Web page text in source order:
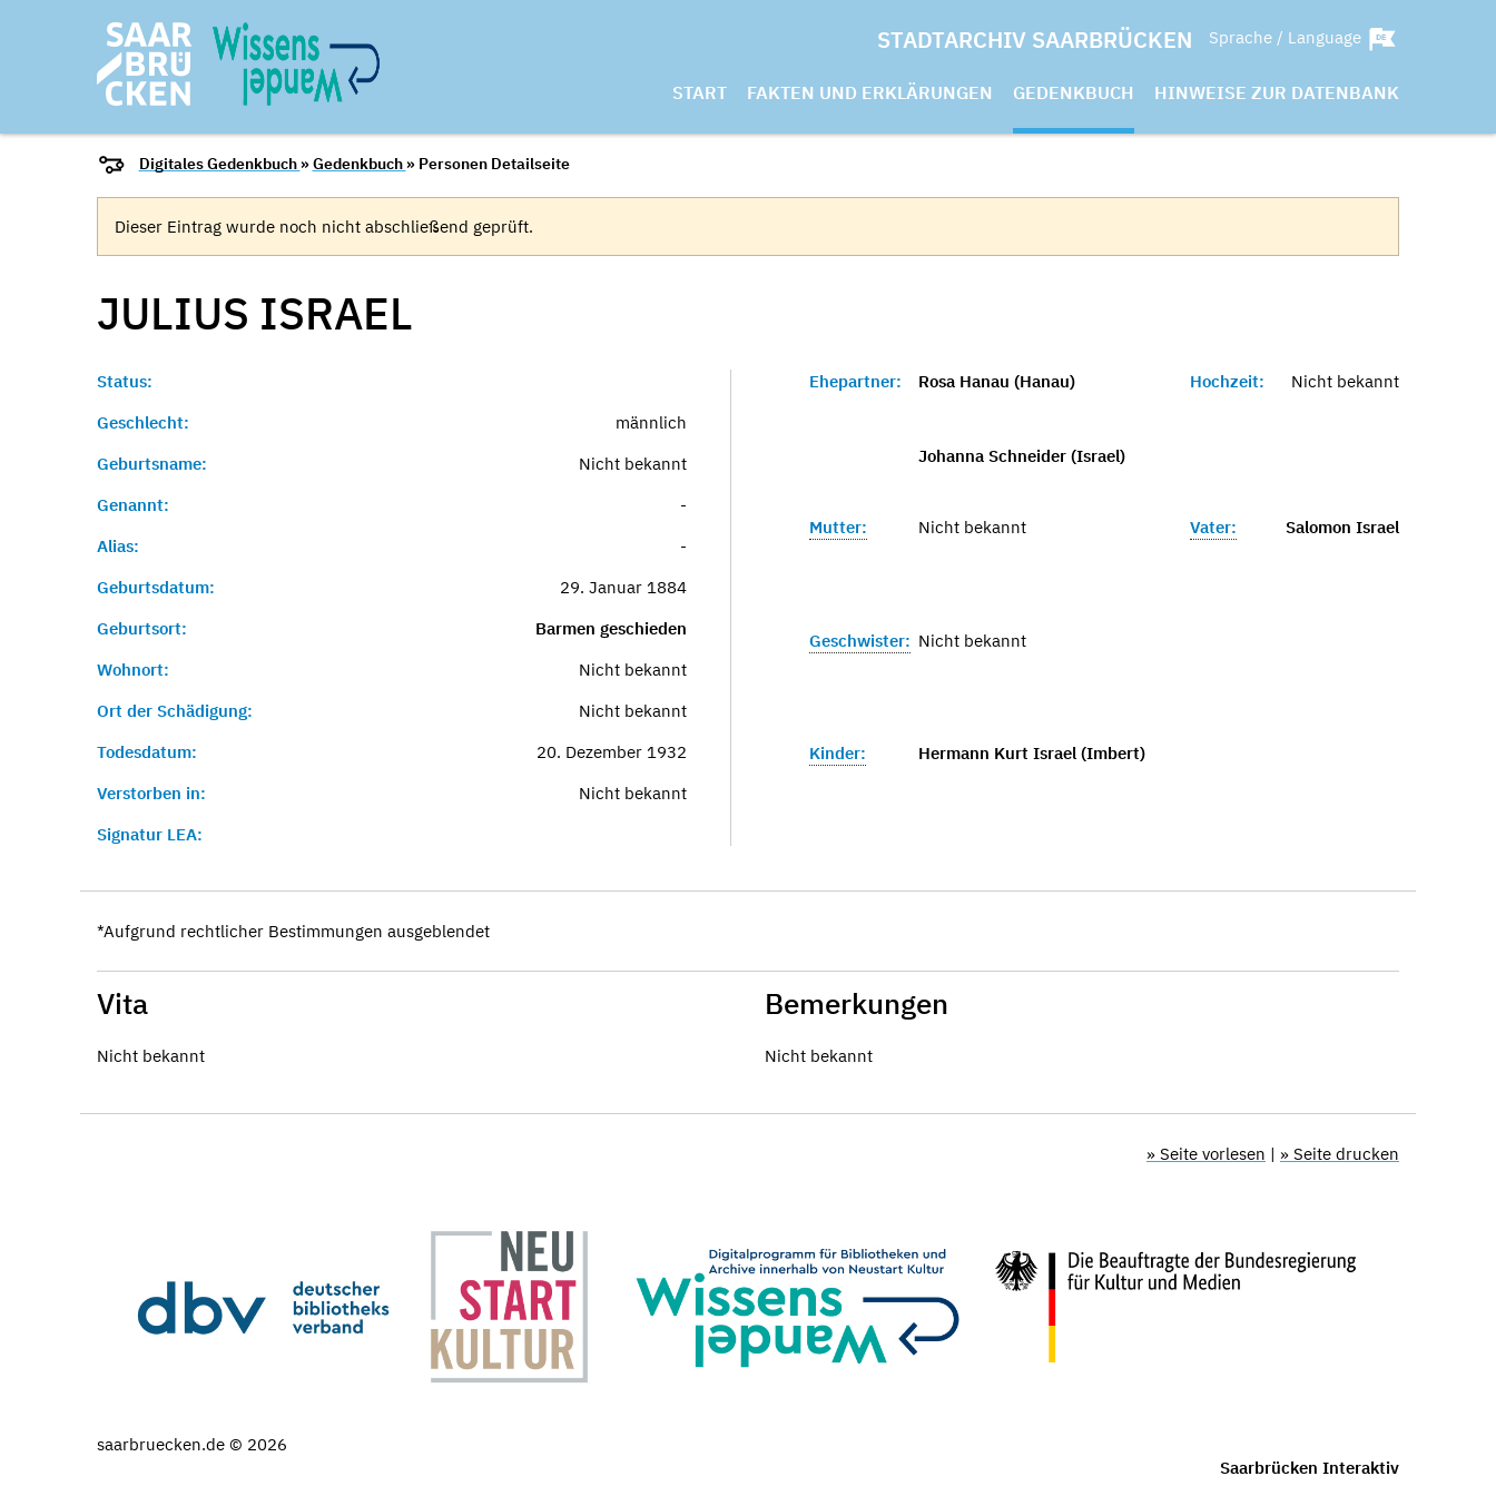
STADTARCHIV SAARBRÜCKEN Sprache / Language
START FAKTEN UND ERKLÄRUNGEN GEDENKBUCH HINWEISE ZUR DATENBANK
Digitales Gedenkbuch »Gedenkbuch » Personen Detailseite
Dieser Eintrag wurde noch nicht abschließend geprüft.
JULIUS ISRAEL
Status:
Geschlecht:
männlich
Geburtsname:
Nicht bekannt
Genannt:
-
Alias:
-
Geburtsdatum:
29. Januar 1884
Geburtsort:
Barmen geschieden
Wohnort:
Nicht bekannt
Ort der Schädigung:
Nicht bekannt
Todesdatum:
20. Dezember 1932
Verstorben in:
Nicht bekannt
Signatur LEA:
Ehepartner: Rosa Hanau (Hanau)
Johanna Schneider (Israel)
Hochzeit: Nicht bekannt
Mutter: Nicht bekannt Vater: Salomon Israel
Geschwister: Nicht bekannt
Kinder: Hermann Kurt Israel (Imbert)
*Aufgrund rechtlicher Bestimmungen ausgeblendet
Vita
Nicht bekannt
Bemerkungen
Nicht bekannt
» Seite vorlesen | » Seite drucken
saarbruecken.de © 2026
Saarbrücken Interaktiv